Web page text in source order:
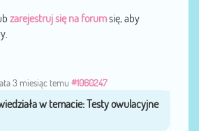
zarejestruj się na forumsię, aby
3 miesiąc temu #1060247
stOkrOtka91